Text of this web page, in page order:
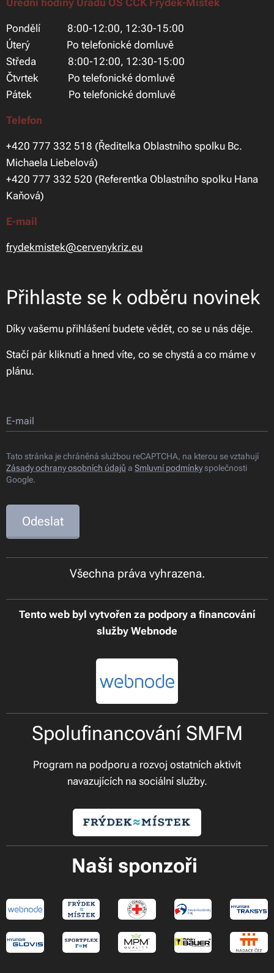
Pondělí 8:00-12:00, 12:30-15:00
Úterý Po telefonické domluvě
Středa 8:00-12:00, 12:30-15:00
Čtvrtek Po telefonické domluvě
Pátek Po telefonické domluvě
Telefon
+420 777 332 518 (Ředitelka Oblastního spolku Bc.
Michaela Liebelová)
+420 777 332 520 (Referentka Oblastního spolku Hana
Kaňová)
E-mail
frydekmistek@cervenykriz.eu
Přihlaste se k odběru novinek
Díky vašemu přihlášení budete vědět, co se u nás děje.
Stačí pár kliknutí a hned víte, co se chystá a co máme v
plánu.
E-mail
Tato stránka je chráněná službou reCAPTCHA, na kterou se vztahují
Zásady ochrany osobních údajů a Smluvní podmínkyspolečnosti
Google.
Odeslat
Všechna práva vyhrazena.
Tento web byl vytvořen za podpory a financování
služby Webnode
Spolufinancování SMFM
Program na podporu a rozvoj ostatních aktivit
navazujících na sociální služby.
Naši sponzoři